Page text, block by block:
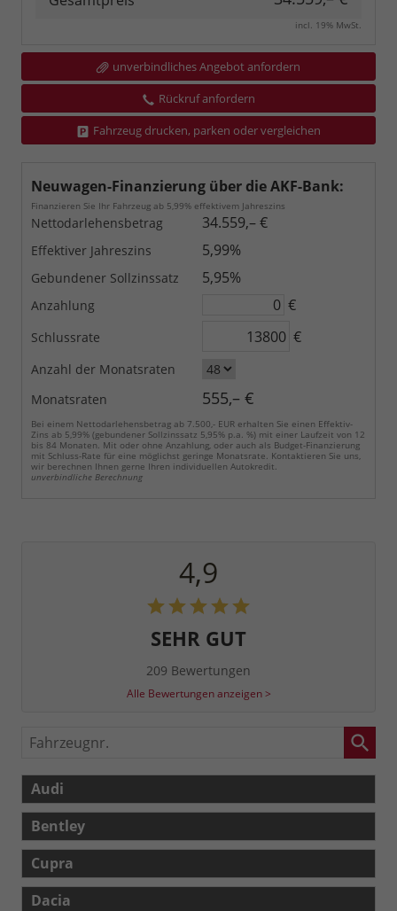
incl. 19% MwSt.
unverbindliches Angebot anfordern
Rückruf anfordern
Fahrzeug drucken, parken oder vergleichen
Neuwagen-Finanzierung über die AKF-Bank:
Finanzieren Sie Ihr Fahrzeug ab 5,99% effektivem Jahreszins
Nettodarlehensbetrag 34.559,– €
Effektiver Jahreszins 5,99%
Gebundener Sollzinssatz 5,95%
Anzahlung €
Schlussrate €
Anzahl der Monatsraten
Monatsraten
555,– €
Bei einem Nettodarlehensbetrag ab 7.500,- EUR erhalten Sie einen Effektiv-
Zins ab 5,99% (gebundener Sollzinssatz 5,95% p.a. %) mit einer Laufzeit von 12
bis 84 Monaten. Mit oder ohne Anzahlung, oder auch als Budget-Finanzierung
mit Schluss-Rate für eine möglichst geringe Monatsrate. Kontaktieren Sie uns,
wir berechnen Ihnen gerne Ihren individuellen Autokredit.
unverbindliche Berechnung
4,9
SEHR GUT
209 Bewertungen
Alle Bewertungen anzeigen >
Fahrzeugnr.
Audi
Bentley
Cupra
Dacia